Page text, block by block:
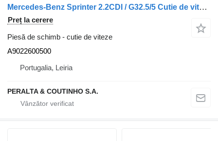
Mercedes-Benz Sprinter 2.2CDI / G32.5/5 Cutie de viteze 711.620 Vito A9022600500 pentru automobil
Preț la cerere
Piesă de schimb - cutie de viteze
A9022600500
Portugalia, Leiria
PERALTA & COUTINHO S.A.